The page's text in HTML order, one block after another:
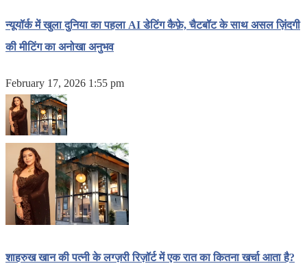
न्यूयॉर्क में खुला दुनिया का पहला AI डेटिंग कैफ़े, चैटबॉट के साथ असल ज़िंदगी
की मीटिंग का अनोखा अनुभव
February 17, 2026 1:55 pm
शाहरुख खान की पत्नी के लग्ज़री रिज़ॉर्ट में एक रात का कितना खर्चा आता है?